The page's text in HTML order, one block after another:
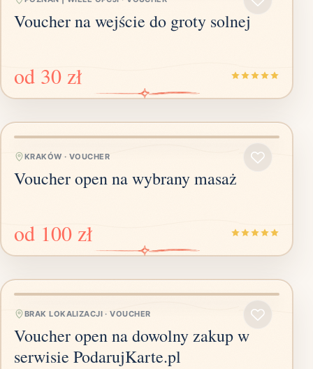
Voucher na wejście do groty solnej
od 30 zł
KRAKÓW · VOUCHER
Voucher open na wybrany masaż
od 100 zł
BRAK LOKALIZACJI ·VOUCHER
Voucher open na dowolny zakup w
serwisie PodarujKarte.pl